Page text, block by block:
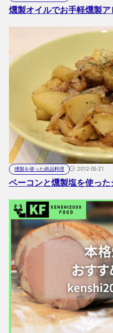
燻製オイルでお手軽燻製ア
燻製を使った絶品料理 2012-05-21
ベーコンと燻製塩を使った